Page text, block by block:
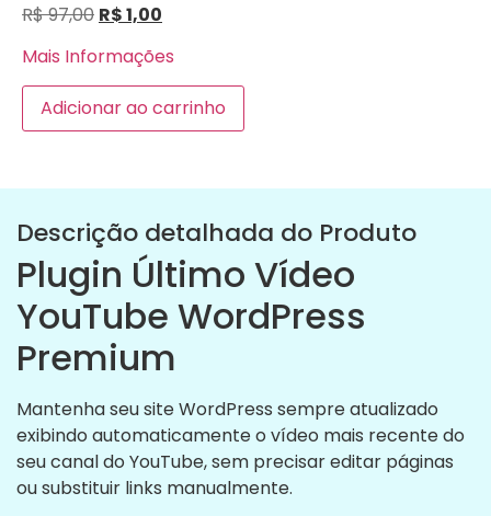
R$97,00 R$1,00
Mais Informações
Adicionar ao carrinho
Descrição detalhada do Produto
Plugin Último Vídeo
YouTube WordPress
Premium
Mantenha seu site WordPress sempre atualizado
exibindo automaticamente o vídeo mais recente do
seu canal do YouTube, sem precisar editar páginas
ou substituir links manualmente.